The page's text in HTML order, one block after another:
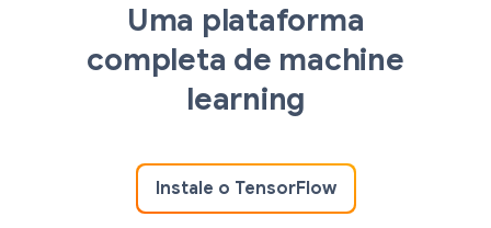
Uma plataforma
completa de machine
learning
Instale o TensorFlow